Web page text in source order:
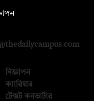
বিজ্ঞাপন
ক্যারিয়ার
টেক্সট কনভার্টার